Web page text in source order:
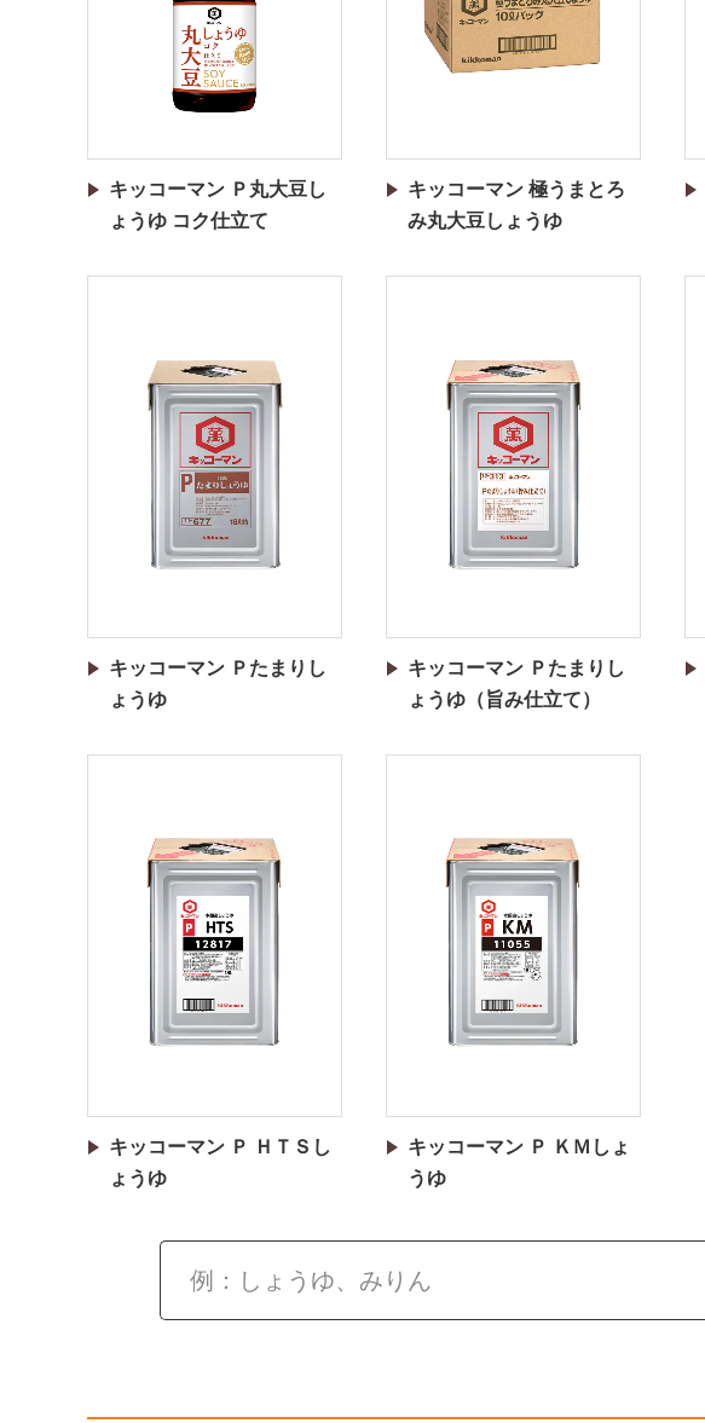
キッコーマン Ｐ丸大豆し
ょうゆ コク仕立て
キッコーマン 極うまとろ
み丸大豆しょうゆ
キッコーマン Ｐたまりし
ょうゆ
キッコーマン Ｐたまりし
ょうゆ（旨み仕立て）
キッコーマン Ｐ ＨＴＳし
ょうゆ
キッコーマン Ｐ ＫＭしょ
うゆ